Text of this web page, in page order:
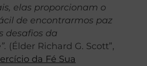
elas proporcionam o
de encontrarmos paz
desafios da
(Élder Richard G. Scott”,
da Fé Sua